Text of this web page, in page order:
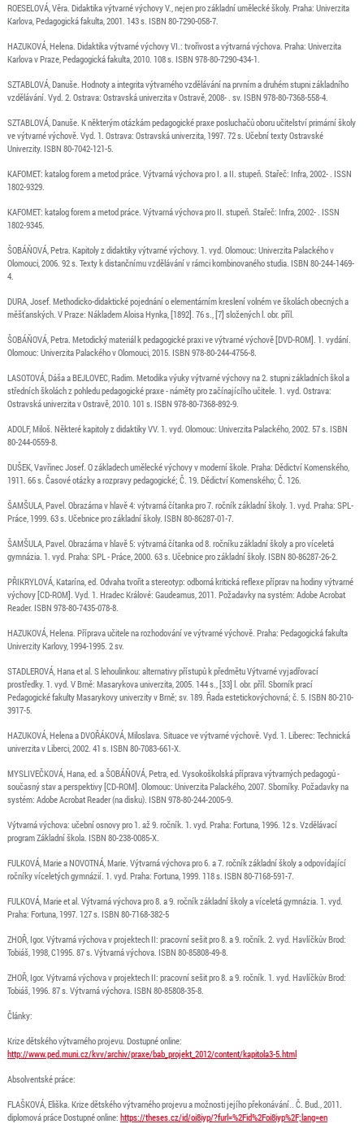
ROESELOVÁ, Věra. Didaktika výtvarné výchovy V., nejen pro základní umělecké školy. Praha: Univerzita
Karlova, Pedagogická fakulta, 2001. 143 s. ISBN 80-7290-058-7.
HAZUKOVÁ, Helena. Didaktika výtvarné výchovy VI.: tvořivost a výtvarná výchova. Praha: Univerzita
Karlova v Praze, Pedagogická fakulta, 2010. 108 s. ISBN 978-80-7290-434-1.
SZTABLOVÁ, Danuše. Hodnoty a integrita výtvarného vzdělávání na prvním a druhém stupni základního
vzdělávání. Vyd. 2. Ostrava: Ostravská univerzita v Ostravě, 2008- . sv. ISBN 978-80-7368-558-4.
SZTABLOVÁ, Danuše. K některým otázkám pedagogické praxe posluchačů oboru učitelství primární školy
ve výtvarné výchově. Vyd. 1. Ostrava: Ostravská univerzita, 1997. 72 s. Učební texty Ostravské
Univerzity. ISBN 80-7042-121-5.
KAFOMET: katalog forem a metod práce. Výtvarná výchova pro I. a II. stupeň. Stařeč: Infra, 2002- . ISSN
1802-9329.
KAFOMET: katalog forem a metod práce. Výtvarná výchova pro II. stupeň. Stařeč: Infra, 2002- . ISSN
1802-9345.
ŠOBÁŇOVÁ, Petra. Kapitoly z didaktiky výtvarné výchovy. 1. vyd. Olomouc: Univerzita Palackého v
Olomouci, 2006. 92 s. Texty k distančnímu vzdělávání v rámci kombinovaného studia. ISBN 80-244-1469-
4.
DURA, Josef. Methodicko-didaktické pojednání o elementárním kreslení volném ve školách obecných a
měšťanských. V Praze: Nákladem Aloisa Hynka, [1892]. 76 s., [7] složených l. obr. příl.
ŠOBÁŇOVÁ, Petra. Metodický materiál k pedagogické praxi ve výtvarné výchově [DVD-ROM]. 1. vydání.
Olomouc: Univerzita Palackého v Olomouci, 2015. ISBN 978-80-244-4756-8.
LASOTOVÁ, Dáša a BEJLOVEC, Radim. Metodika výuky výtvarné výchovy na 2. stupni základních škol a
středních školách z pohledu pedagogické praxe - náměty pro začínajícího učitele. 1. vyd. Ostrava:
Ostravská univerzita v Ostravě, 2010. 101 s. ISBN 978-80-7368-892-9.
ADOLF, Miloš. Některé kapitoly z didaktiky VV. 1. vyd. Olomouc: Univerzita Palackého, 2002. 57 s. ISBN
80-244-0559-8.
DUŠEK, Vavřinec Josef. O základech umělecké výchovy v moderní škole. Praha: Dědictví Komenského,
1911. 66 s. Časové otázky a rozpravy pedagogické; Č. 19. Dědictví Komenského; Č. 126.
ŠAMŠULA, Pavel. Obrazárna v hlavě 4: výtvarná čítanka pro 7. ročník základní školy. 1. vyd. Praha: SPL-
Práce, 1999. 63 s. Učebnice pro základní školy. ISBN 80-86287-01-7.
ŠAMŠULA, Pavel. Obrazárna v hlavě 5: výtvarná čítanka od 8. ročníku základní školy a pro víceletá
gymnázia. 1. vyd. Praha: SPL - Práce, 2000. 63 s. Učebnice pro základní školy. ISBN 80-86287-26-2.
PŘIKRYLOVÁ, Katarína, ed. Odvaha tvořit a stereotyp: odborná kritická reflexe příprav na hodiny výtvarné
výchovy [CD-ROM]. Vyd. 1. Hradec Králové: Gaudeamus, 2011. Požadavky na systém: Adobe Acrobat
Reader. ISBN 978-80-7435-078-8.
HAZUKOVÁ, Helena. Příprava učitele na rozhodování ve výtvarné výchově. Praha: Pedagogická fakulta
Univerzity Karlovy, 1994-1995. 2 sv.
STADLEROVÁ, Hana et al. S lehoulinkou: alternativy přístupů k předmětu Výtvarné vyjadřovací
prostředky. 1. vyd. V Brně: Masarykova univerzita, 2005. 144 s., [33] l. obr. příl. Sborník prací
Pedagogické fakulty Masarykovy univerzity v Brně; sv. 189. Řada estetickovýchovná; č. 5. ISBN 80-210-
3917-5.
HAZUKOVÁ, Helena a DVOŘÁKOVÁ, Miloslava. Situace ve výtvarné výchově. Vyd. 1. Liberec: Technická
univerzita v Liberci, 2002. 41 s. ISBN 80-7083-661-X.
MYSLIVEČKOVÁ, Hana, ed. a ŠOBÁŇOVÁ, Petra, ed. Vysokoškolská příprava výtvarných pedagogů -
současný stav a perspektivy [CD-ROM]. Olomouc: Univerzita Palackého, 2007. Sborníky. Požadavky na
systém: Adobe Acrobat Reader (na disku). ISBN 978-80-244-2005-9.
Výtvarná výchova: učební osnovy pro 1. až 9. ročník. 1. vyd. Praha: Fortuna, 1996. 12 s. Vzdělávací
program Základní škola. ISBN 80-238-0085-X.
FULKOVÁ, Marie a NOVOTNÁ, Marie. Výtvarná výchova pro 6. a 7. ročník základní školy a odpovídající
ročníky víceletých gymnázií. 1. vyd. Praha: Fortuna, 1999. 118 s. ISBN 80-7168-591-7.
FULKOVÁ, Marie et al. Výtvarná výchova pro 8. a 9. ročník základní školy a víceletá gymnázia. 1. vyd.
Praha: Fortuna, 1997. 127 s. ISBN 80-7168-382-5
ZHOŘ, Igor. Výtvarná výchova v projektech II: pracovní sešit pro 8. a 9. ročník. 2. vyd. Havlíčkův Brod:
Tobiáš, 1998, C1995. 87 s. Výtvarná výchova. ISBN 80-85808-49-8.
ZHOŘ, Igor. Výtvarná výchova v projektech II: pracovní sešit pro 8. a 9. ročník. 1. vyd. Havlíčkův Brod:
Tobiáš, 1996. 87 s. Výtvarná výchova. ISBN 80-85808-35-8.
Články:
Krize dětského výtvarného projevu. Dostupné online:
http://www.ped.muni.cz/kvv/archiv/praxe/bab_projekt_2012/content/kapitola3-5.html
Absolventské práce:
FLAŠKOVÁ, Eliška. Krize dětského výtvarného projevu a možnosti jejího překonávání.. Č. Bud., 2011.
diplomová práce Dostupné online: https://theses.cz/id/oi8iyp/?furl=%2Fid%2Foi8iyp%2F;lang=en